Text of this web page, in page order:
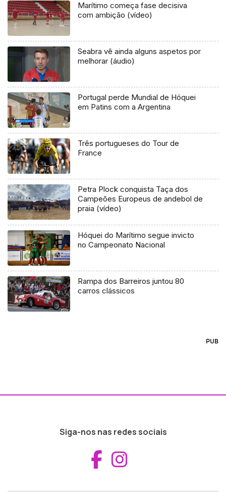
Marítimo começa fase decisiva
com ambição (vídeo)
Seabra vê ainda alguns aspetos por
melhorar (áudio)
Portugal perde Mundial de Hóquei
em Patins com a Argentina
Três portugueses do Tour de
France
Petra Plock conquista Taça dos
Campeões Europeus de andebol de
praia (vídeo)
Hóquei do Marítimo segue invicto
no Campeonato Nacional
Rampa dos Barreiros juntou 80
carros clássicos
PUB
Siga-nos nas redes sociais
Aceder ao